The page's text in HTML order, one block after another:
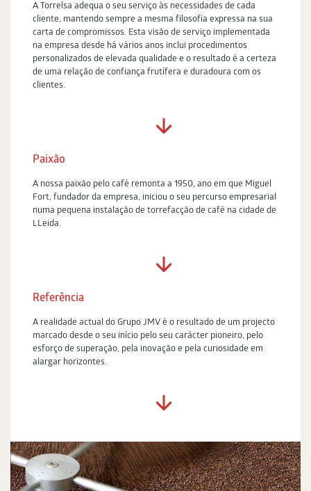
A Torrelsa adequa o seu serviço às necessidades de cada
cliente, mantendo sempre a mesma filosofia expressa na sua
carta de compromissos. Esta visão de serviço implementada
na empresa desde há vários anos inclui procedimentos
personalizados de elevada qualidade e o resultado é a certeza
de uma relação de confiança frutífera e duradoura com os
clientes.
Paixão
A nossa paixão pelo café remonta a 1950, ano em que Miguel
Fort, fundador da empresa, iniciou o seu percurso empresarial
numa pequena instalação de torrefacção de café na cidade de
LLeida.
Referência
A realidade actual do Grupo JMV é o resultado de um projecto
marcado desde o seu início pelo seu carácter pioneiro, pelo
esforço de superação, pela inovação e pela curiosidade em
alargar horizontes.